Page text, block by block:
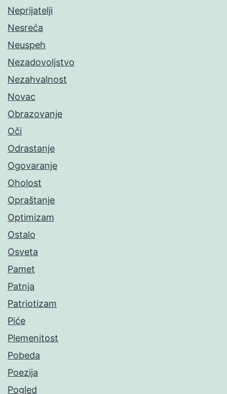
Neprijatelji
Nesreća
Neuspeh
Nezadovoljstvo
Nezahvalnost
Novac
Obrazovanje
Oči
Odrastanje
Ogovaranje
Oholost
Opraštanje
Optimizam
Ostalo
Osveta
Pamet
Patnja
Patriotizam
Piće
Plemenitost
Pobeda
Poezija
Pogled